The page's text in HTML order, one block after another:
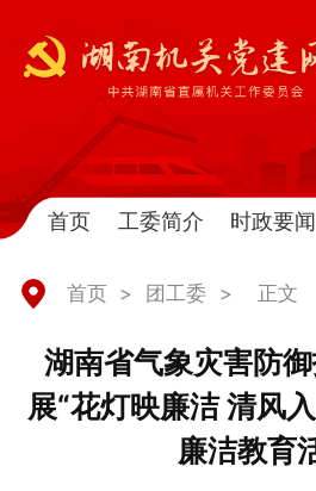
首页 工委简介 时政要闻
首页 > 团工委 > 正文
湖南省气象灾害防
展“花灯映廉洁 清风
廉洁教育